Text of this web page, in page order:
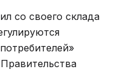
со своего склада